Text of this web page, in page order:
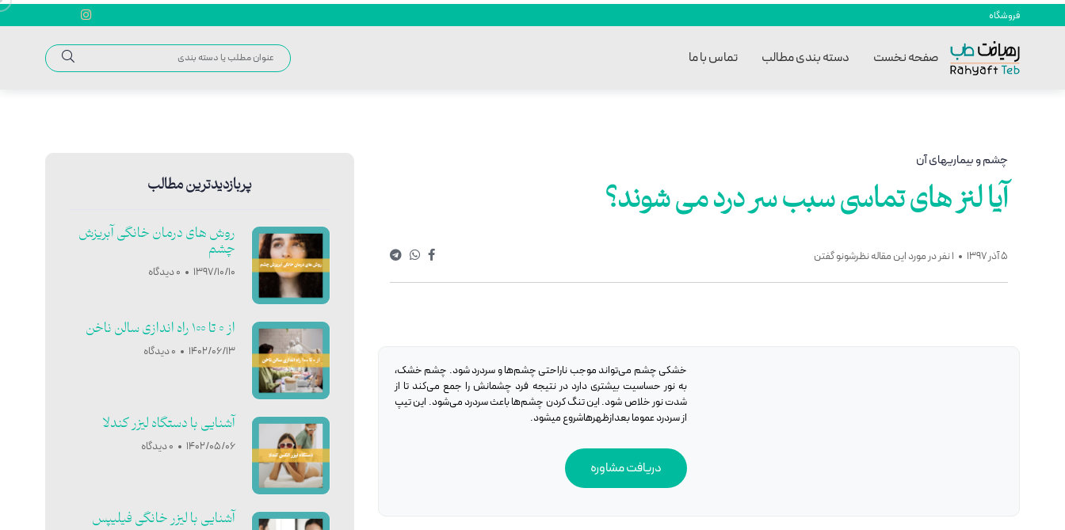
فروشگاه
صفحه نخست دسته بندی مطالب تماس با ما
چشم و بیماریهای آن
آیا لنز های تماسی سبب سر درد می شوند؟
5 آذر 1397 1 نفر در مورد این مقاله نظرشونو گفتن
خشکی چشم می‌تواند موجب ناراحتی چشم‌ها و سردرد شود. چشم خشک،
به نور حساسیت بیشتری دارد در نتیجه فرد چشمانش را جمع می‌کند تا از
شدت نور خلاص شود. این تنگ کردن چشم‌ها باعث سردرد می‌شود. این تیپ
از سردرد عموما بعدازظهرهاشروع میشود.
دریافت مشاوره
پربازدیدترین مطالب
روش های درمان خانگی آبریزش
چشم
1397/10/10 0 دیدگاه
از 0 تا 100 راه اندازی سالن ناخن
1402/06/13 0 دیدگاه
آشنایی با دستگاه لیزر کندلا
1402/05/06 0 دیدگاه
آشنایی با ليزر خانگی فيليپس